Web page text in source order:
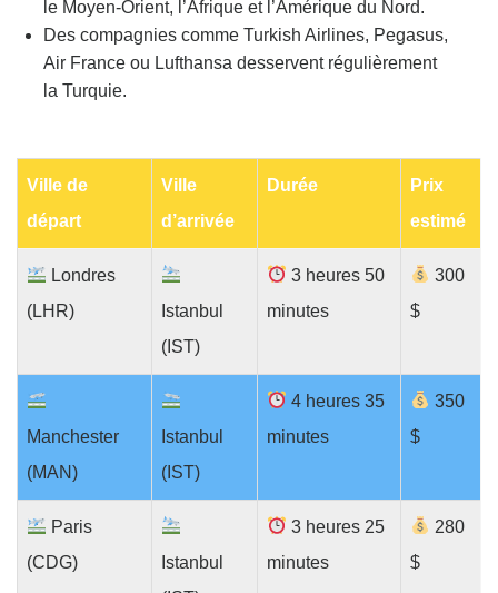
le Moyen-Orient, l’Afrique et l’Amérique du Nord.
Des compagnies comme Turkish Airlines, Pegasus,
Air France ou Lufthansa desservent régulièrement
la Turquie.
Ville de
départ
Ville
d’arrivée
Durée
Prix
estimé
Londres
(LHR)
Istanbul
(IST)
3 heures 50
minutes
300
$
Manchester
(MAN)
Istanbul
(IST)
4 heures 35
minutes
350
$
Paris
(CDG)
Istanbul
3 heures 25
minutes
280
$